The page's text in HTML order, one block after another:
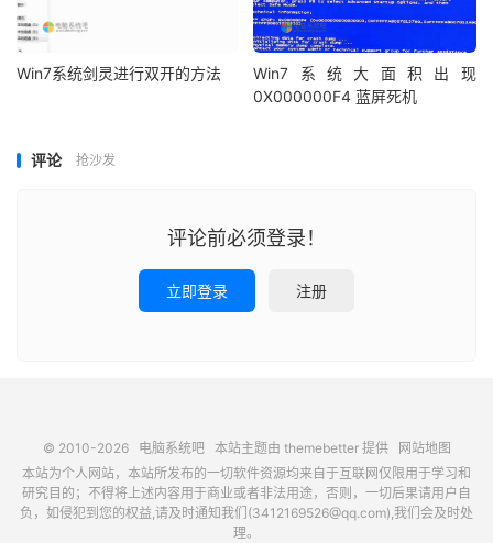
Win7系统剑灵进行双开的方法
Win7系统大面积出现
0X000000F4 蓝屏死机
评论 抢沙发
评论前必须登录！
立即登录 注册
© 2010-2026 电脑系统吧本站主题由 themebetter提供
网站地图
本站为个人网站，本站所发布的一切软件资源均来自于互联网仅限用于学习和
研究目的；不得将上述内容用于商业或者非法用途，否则，一切后果请用户自
负，如侵犯到您的权益,请及时通知我们(3412169526@qq.com),我们会及时处
理。